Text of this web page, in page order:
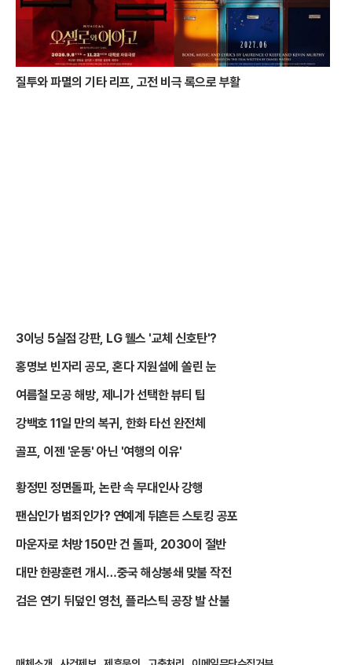
질투와 파멸의 기타 리프, 고전 비극 록으로 부활
3이닝 5실점 강판, LG 웰스 '교체 신호탄'?
홍명보 빈자리 공모, 혼다 지원설에 쏠린 눈
여름철 모공 해방, 제니가 선택한 뷰티 팁
강백호 11일 만의 복귀, 한화 타선 완전체
골프, 이젠 '운동' 아닌 '여행의 이유'
황정민 정면돌파, 논란 속 무대인사 강행
팬심인가 범죄인가? 연예계 뒤흔든 스토킹 공포
마운자로 처방 150만 건 돌파, 2030이 절반
대만 한광훈련 개시…중국 해상봉쇄 맞불 작전
검은 연기 뒤덮인 영천, 플라스틱 공장 발 산불